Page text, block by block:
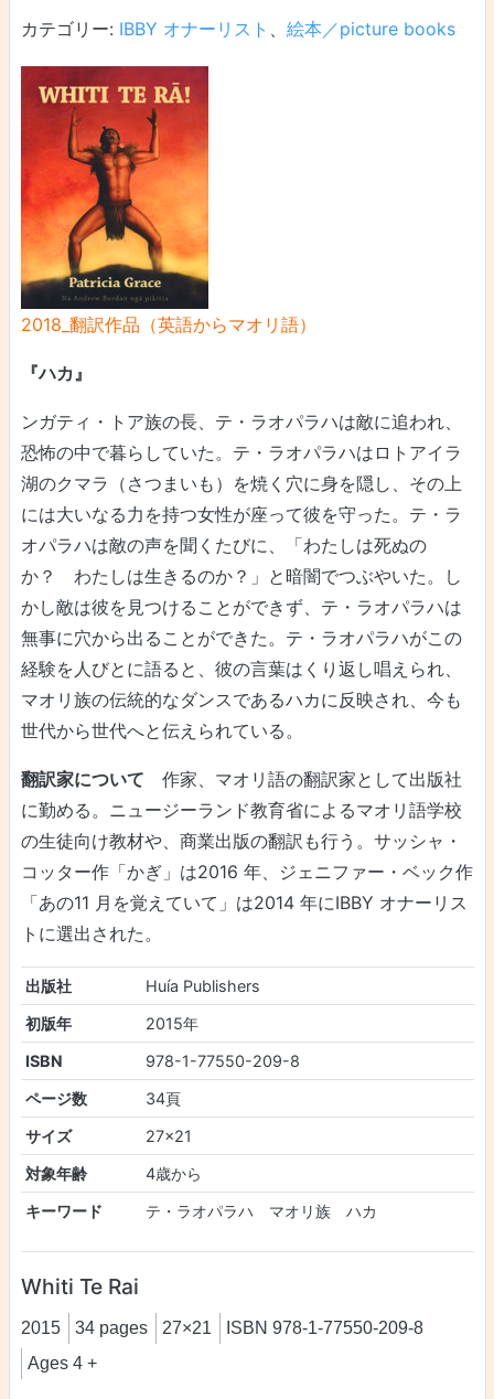
カテゴリー: IBBY オナーリスト 、 絵本／picture books
2018_翻訳作品（英語からマオリ語）
『ハカ』
ンガティ・トア族の長、テ・ラオパラハは敵に追われ、
恐怖の中で暮らしていた。テ・ラオパラハはロトアイラ
湖のクマラ（さつまいも）を焼く穴に身を隠し、その上
には大いなる力を持つ女性が座って彼を守った。テ・ラ
オパラハは敵の声を聞くたびに、「わたしは死ぬの
か？ わたしは生きるのか？」と暗闇でつぶやいた。し
かし敵は彼を見つけることができず、テ・ラオパラハは
無事に穴から出ることができた。テ・ラオパラハがこの
経験を人びとに語ると、彼の言葉はくり返し唱えられ、
マオリ族の伝統的なダンスであるハカに反映され、今も
世代から世代へと伝えられている。
翻訳家について 作家、マオリ語の翻訳家として出版社
に勤める。ニュージーランド教育省によるマオリ語学校
の生徒向け教材や、商業出版の翻訳も行う。サッシャ・
コッター作「かぎ」は2016 年、ジェニファー・ベック作
「あの11 月を覚えていて」は2014 年にIBBY オナーリス
トに選出された。
出版社
Huía Publishers
初版年
2015年
ISBN
978-1-77550-209-8
ページ数
34頁
サイズ
27×21
対象年齢
4歳から
キーワード
テ・ラオパラハ マオリ族 ハカ
Whiti Te Rai
2015 34 pages 27×21
ISBN 978-1-77550-209-8
Ages 4 +